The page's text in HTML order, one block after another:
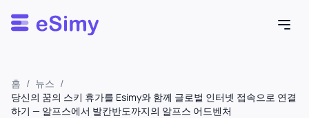
Esimy
홈 / 뉴스 /
당신의 꿈의 스키 휴가를 Esimy와 함께 글로벌 인터넷 접속으로 연결
하기 — 알프스에서 발칸반도까지의 알프스 어드벤처